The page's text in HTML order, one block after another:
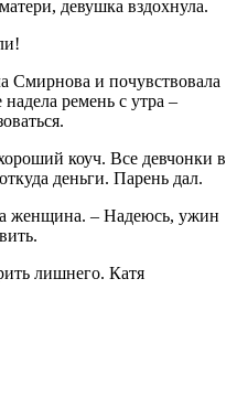
девушка вздохнула.
Смирнова и почувствовала
ремень с утра –
коуч. Все девчонки в
деньги. Парень дал.
женщина. – Надеюсь, ужин
лишнего. Катя